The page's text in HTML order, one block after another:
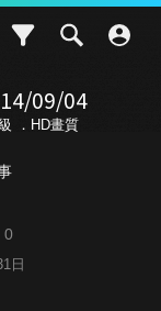
09/04
．HD畫質
0
日